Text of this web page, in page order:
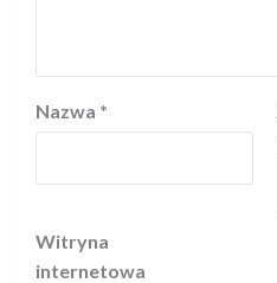
Nazwa *
Witryna
internetowa